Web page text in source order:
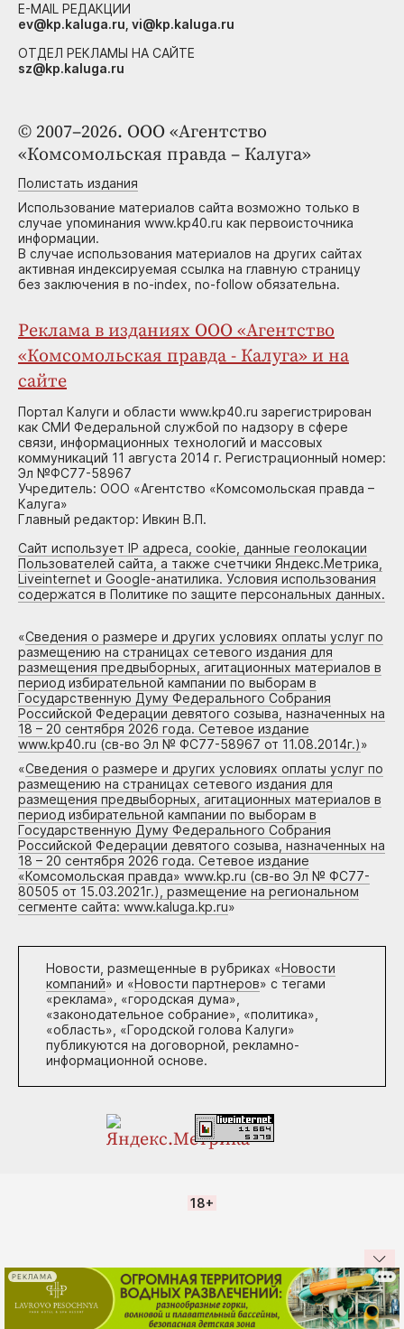
© 2007–2026. ООО «Агентство
«Комсомольская правда – Калуга»
Полистать издания
Использование материалов сайта возможно только в
случае упоминания www.kp40.ru как первоисточника
информации.
В случае использования материалов на других сайтах
активная индексируемая ссылка на главную страницу
без заключения в no-index, no-follow обязательна.
Реклама в изданиях ООО «Агентство
«Комсомольская правда - Калуга» и на
сайте
Портал Калуги и области www.kp40.ru зарегистрирован
как СМИ Федеральной службой по надзору в сфере
связи, информационных технологий и массовых
коммуникаций 11 августа 2014 г. Регистрационный номер:
Эл №ФС77-58967
Учредитель: ООО «Агентство «Комсомольская правда –
Калуга»
Главный редактор: Ивкин В.П.
Сайт использует IP адреса, cookie, данные геолокации
Пользователей сайта, а также счетчики Яндекс.Метрика,
Liveinternet и Google-анатилика. Условия использования
содержатся в Политике по защите персональных данных.
«Сведения о размере и других условиях оплаты услуг по
размещению на страницах сетевого издания для
размещения предвыборных, агитационных материалов в
период избирательной кампании по выборам в
Государственную Думу Федерального Собрания
Российской Федерации девятого созыва, назначенных на
18 – 20 сентября 2026 года. Сетевое издание
www.kp40.ru (св-во Эл № ФС77-58967 от 11.08.2014г.)»
«Сведения о размере и других условиях оплаты услуг по
размещению на страницах сетевого издания для
размещения предвыборных, агитационных материалов в
период избирательной кампании по выборам в
Государственную Думу Федерального Собрания
Российской Федерации девятого созыва, назначенных на
18 – 20 сентября 2026 года. Сетевое издание
«Комсомольская правда» www.kp.ru (св-во Эл № ФС77-
80505 от 15.03.2021г.), размещение на региональном
сегменте сайта: www.kaluga.kp.ru»
Новости, размещенные в рубриках «Новости
компаний» и «Новости партнеров» с тегами
«реклама», «городская дума»,
«законодательное собрание», «политика»,
«область», «Городской голова Калуги»
публикуются на договорной, рекламно-
информационной основе.
E-MAIL РЕДАКЦИИ
ev@kp.kaluga.ru, vi@kp.kaluga.ru
ОТДЕЛ РЕКЛАМЫ НА САЙТЕ
sz@kp.kaluga.ru
18+
РЕКЛАМА